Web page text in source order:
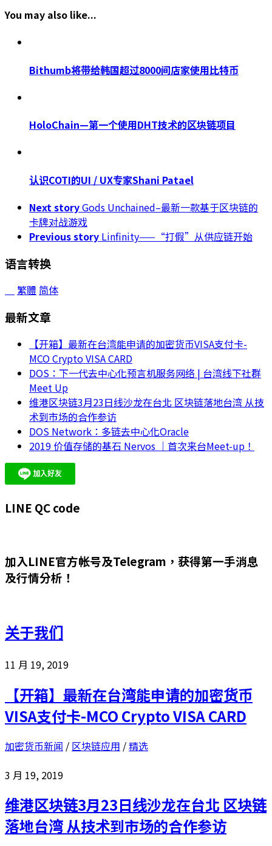
You may also like...
Bithumb将带给韩国超过8000间店家使用比特币
HoloChain—第一个使用DHT技术的区块链项目
认识COTI的UI / UX专家Shani Patael
Next storyGods Unchained–最新一款基于区块链的
卡牌对战游戏
Previous story Linfinity——“打假”从供应链开始
语言转换
繁體 简体
最新文章
【开箱】最新在台湾能申请的加密货币VISA支付卡-
MCO Crypto VISA CARD
DOS：下一代去中心化预言机服务网络 | 台湾线下社群
Meet Up
维港区块链3月23日线沙龙在台北 区块链落地台湾 从技
术到市场的合作参访
DOS Network：多链去中心化Oracle
2019 价值存储的基石 Nervos ｜首次来台Meet-up！
LINE QC code
加入LINE官方帐号及Telegram，获得第一手消息
及行情分析！
关于我们
11 月 19, 2019
【开箱】最新在台湾能申请的加密货币
VISA支付卡-MCO Crypto VISA CARD
加密货币新闻 / 区块链应用 /精选
3 月 19, 2019
维港区块链3月23日线沙龙在台北 区块链
落地台湾 从技术到市场的合作参访